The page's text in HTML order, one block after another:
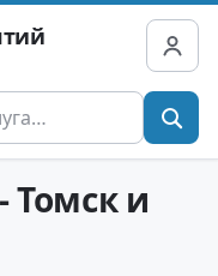
Томск и